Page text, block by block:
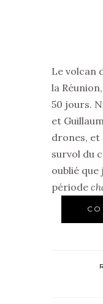
Le volcan
la
50 jours.
et
drones, et
survol du
oublié
période